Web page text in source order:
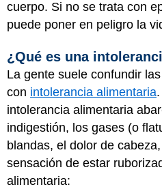
cuerpo. Si no se trata con
puede poner en peligro la
¿Qué es una
La gente suele confundir
con intolerancia alimentaria
intolerancia alimentaria
indigestión, los gases (o
blandas, el dolor de
sensación de estar
alimentaria: